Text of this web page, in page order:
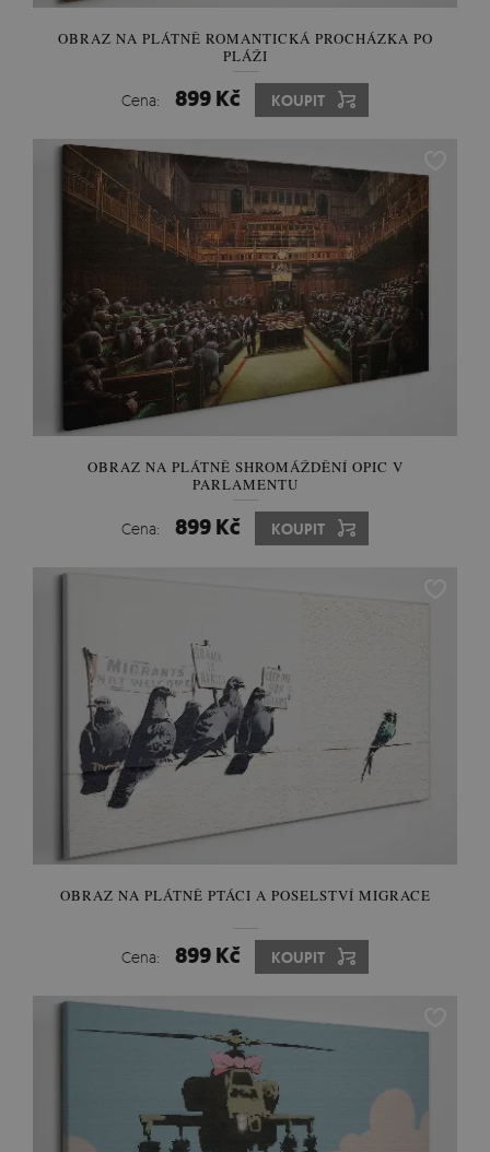
OBRAZ NA PLÁTNĚ ROMANTICKÁ PROCHÁZKA PO
PLÁŽI
Cena: 899 Kč KOUPIT
OBRAZ NA PLÁTNĚ SHROMÁŽDĚNÍ OPIC V
PARLAMENTU
Cena: 899 Kč KOUPIT
OBRAZ NA PLÁTNĚ PTÁCI A POSELSTVÍ MIGRACE
Cena: 899 Kč KOUPIT